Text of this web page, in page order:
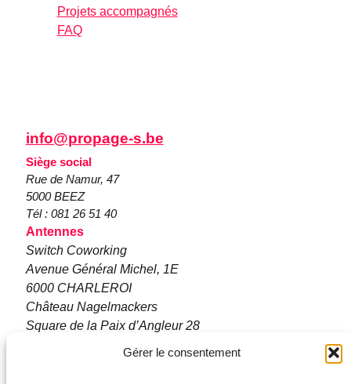
Gérer le consentement
Projets accompagnés
FAQ
info@propage-s.be
Siège social
Rue de Namur, 47
5000 BEEZ
Tél : 081 26 51 40
Antennes
Switch Coworking
Avenue Général Michel, 1E
6000 CHARLEROI
Château Nagelmackers
Square de la Paix d’Angleur 28